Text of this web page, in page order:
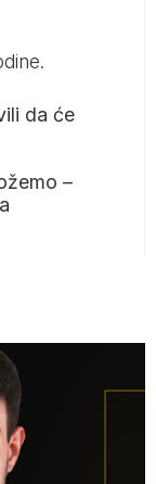
da će
–